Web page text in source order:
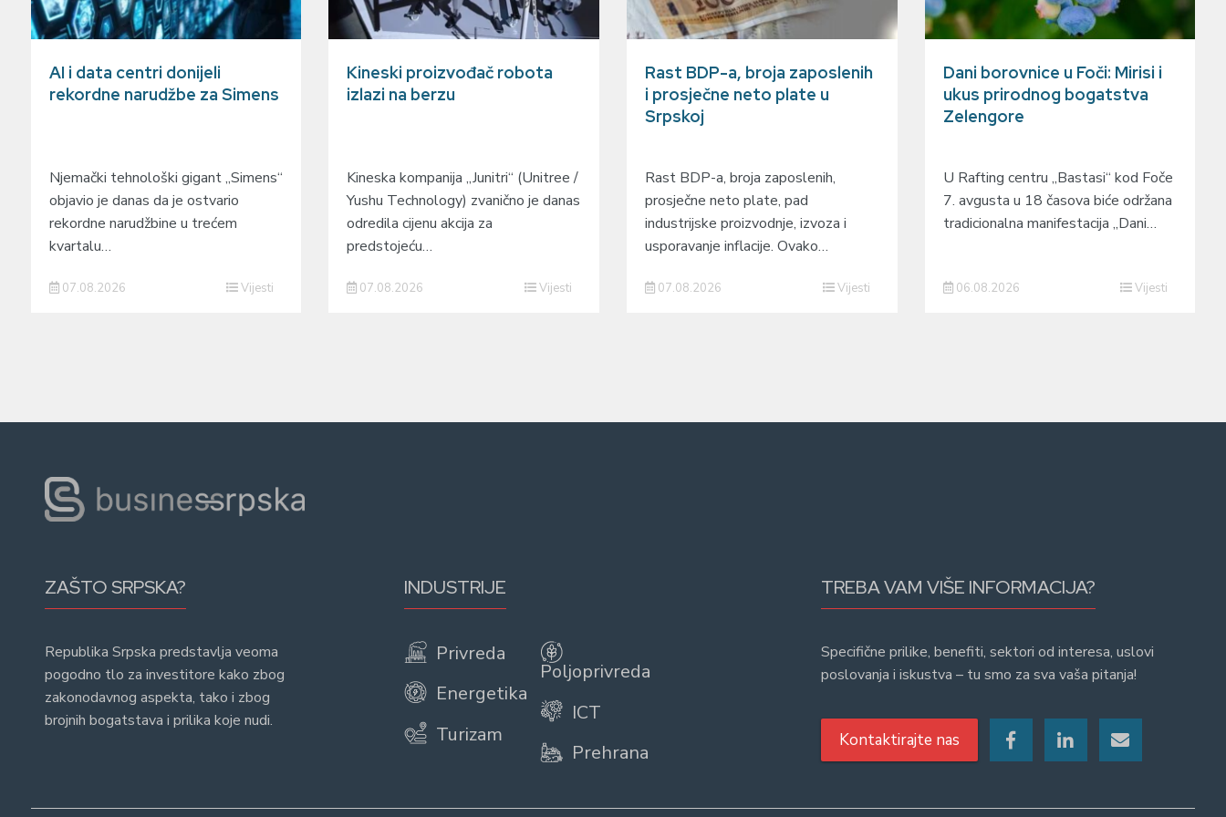
AI i data centri donijeli
rekordne narudžbe za Simens
Njemački tehnološki gigant „Simens“
objavio je danas da je ostvario
rekordne narudžbine u trećem
kvartalu…
07.08.2026 Vijesti
Kineski proizvođač robota
izlazi na berzu
Kineska kompanija „Junitri“ (Unitree /
Yushu Technology) zvanično je danas
odredila cijenu akcija za
predstojeću…
07.08.2026 Vijesti
Rast BDP-a, broja zaposlenih
i prosječne neto plate u
Srpskoj
Rast BDP-a, broja zaposlenih,
prosječne neto plate, pad
industrijske proizvodnje, izvoza i
usporavanje inflacije. Ovako…
07.08.2026 Vijesti
Dani borovnice u Foči: Mirisi i
ukus prirodnog bogatstva
Zelengore
U Rafting centru „Bastasi“ kod Foče
7. avgusta u 18 časova biće održana
tradicionalna manifestacija „Dani…
06.08.2026 Vijesti
ZAŠTO SRPSKA?
Republika Srpska predstavlja veoma
pogodno tlo za investitore kako zbog
zakonodavnog aspekta, tako i zbog
brojnih bogatstava i prilika koje nudi.
INDUSTRIJE
Privreda
Energetika
Turizam
Poljoprivreda
ICT
Prehrana
TREBA VAM VIŠE INFORMACIJA?
Specifične prilike, benefiti, sektori od interesa, uslovi
poslovanja i iskustva – tu smo za sva vaša pitanja!
Kontaktirajte nas